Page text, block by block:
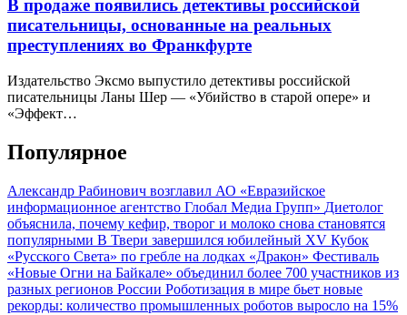
В продаже появились детективы российской
писательницы, основанные на реальных
преступлениях во Франкфурте
Издательство Эксмо выпустило детективы российской
писательницы Ланы Шер — «Убийство в старой опере» и
«Эффект…
Популярное
Александр Рабинович возглавил АО «Евразийское
информационное агентство Глобал Медиа Групп» Диетолог
объяснила, почему кефир, творог и молоко снова становятся
популярными В Твери завершился юбилейный XV Кубок
«Русского Света» по гребле на лодках «Дракон» Фестиваль
«Новые Огни на Байкале» объединил более 700 участников из
разных регионов России Роботизация в мире бьет новые
рекорды: количество промышленных роботов выросло на 15%